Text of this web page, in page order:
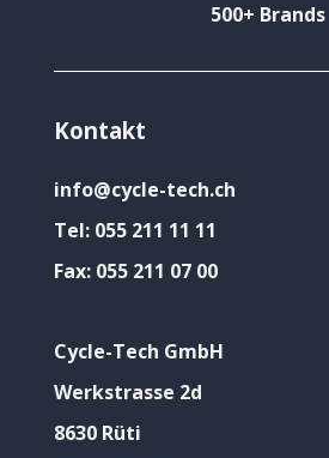
500+ Brands
Kontakt
info@cycle-tech.ch
Tel: 055 211 11 11
Fax: 055 211 07 00
Cycle-Tech GmbH
Werkstrasse 2d
8630 Rüti